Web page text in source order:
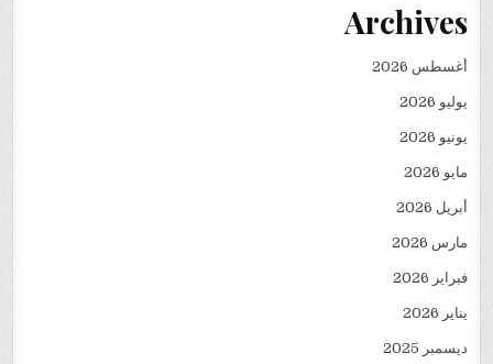
Archives
أغسطس 2026
يوليو 2026
يونيو 2026
مايو 2026
أبريل 2026
مارس 2026
فبراير 2026
يناير 2026
ديسمبر 2025